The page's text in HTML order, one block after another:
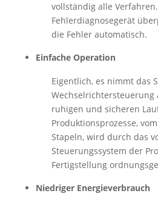
vollständig alle
Fehlerdiagnosegerät
die Fehler automatisch.
Einfache Operation
Eigentlich, es nimmt das
Wechselrichtersteuerung
ruhigen und sicheren
Produktionsprozesse,
Stapeln, wird durch das
Steuerungssystem der
Fertigstellung
Niedriger Energieverbrauch